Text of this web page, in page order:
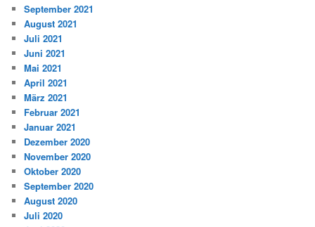
September 2021
August 2021
Juli 2021
Juni 2021
Mai 2021
April 2021
März 2021
Februar 2021
Januar 2021
Dezember 2020
November 2020
Oktober 2020
September 2020
August 2020
Juli 2020